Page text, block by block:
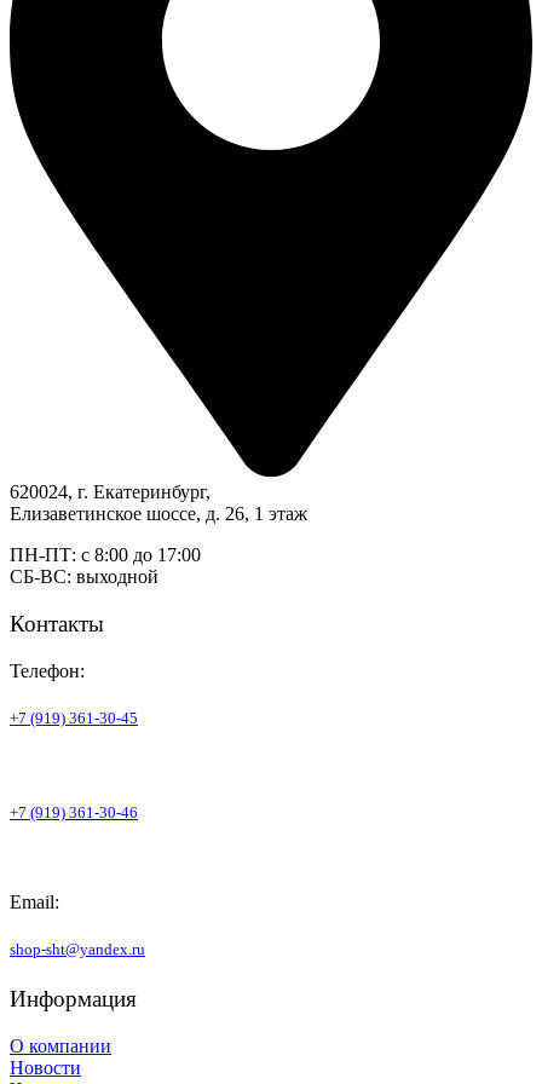
620024, г. Екатеринбург,
Елизаветинское шоссе, д. 26, 1 этаж
ПН-ПТ: с 8:00 до 17:00
СБ-ВС: выходной
Контакты
Телефон:
+7 (919) 361-30-45
+7 (919) 361-30-46
Email:
shop-sht@yandex.ru
Информация
О компании
Новости